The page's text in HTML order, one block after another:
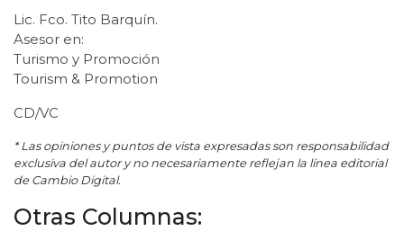
Lic. Fco. Tito Barquín.
Asesor en:
Turismo y Promoción
Tourism & Promotion
CD/VC
* Las opiniones y puntos de vista expresadas son responsabilidad
exclusiva del autor y no necesariamente reflejan la línea editorial
de Cambio Digital.
Otras Columnas: